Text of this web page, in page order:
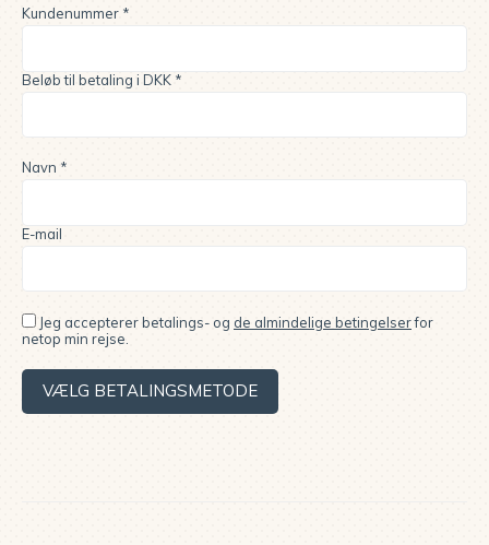
Kundenummer *
Beløb til betaling i DKK *
Navn *
E-mail
Jeg accepterer betalings- og de almindelige betingelserfor
netop min rejse.